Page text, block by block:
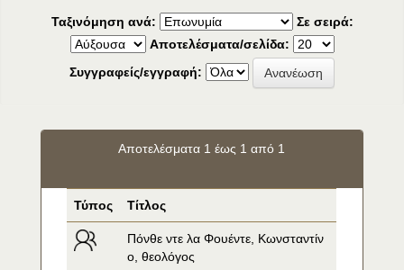
Ταξινόμηση ανά:
Σε σειρά:
Αποτελέσματα/σελίδα:
Συγγραφείς/εγγραφή:
Αποτελέσματα 1 έως 1 από 1
Τύπος Τίτλος
Πόνθε ντε λα Φουέντε, Κωνσταντίν
ο, θεολόγος